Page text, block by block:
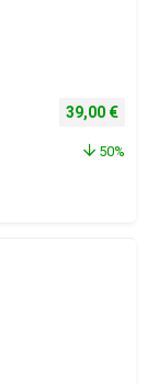
Izvorna
39,00 €
50%